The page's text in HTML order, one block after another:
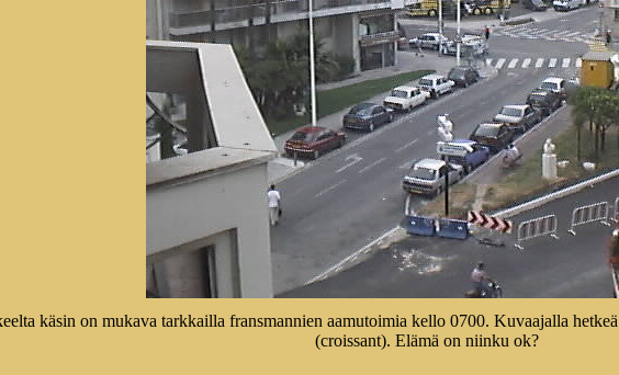
käsin on mukava tarkkailla fransmannien aamutoimia kello 0700. Kuvaajalla
(croissant). Elämä on niinku ok?